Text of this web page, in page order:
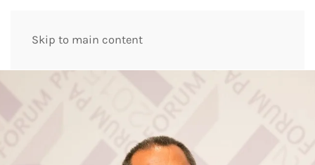
Skip to main content